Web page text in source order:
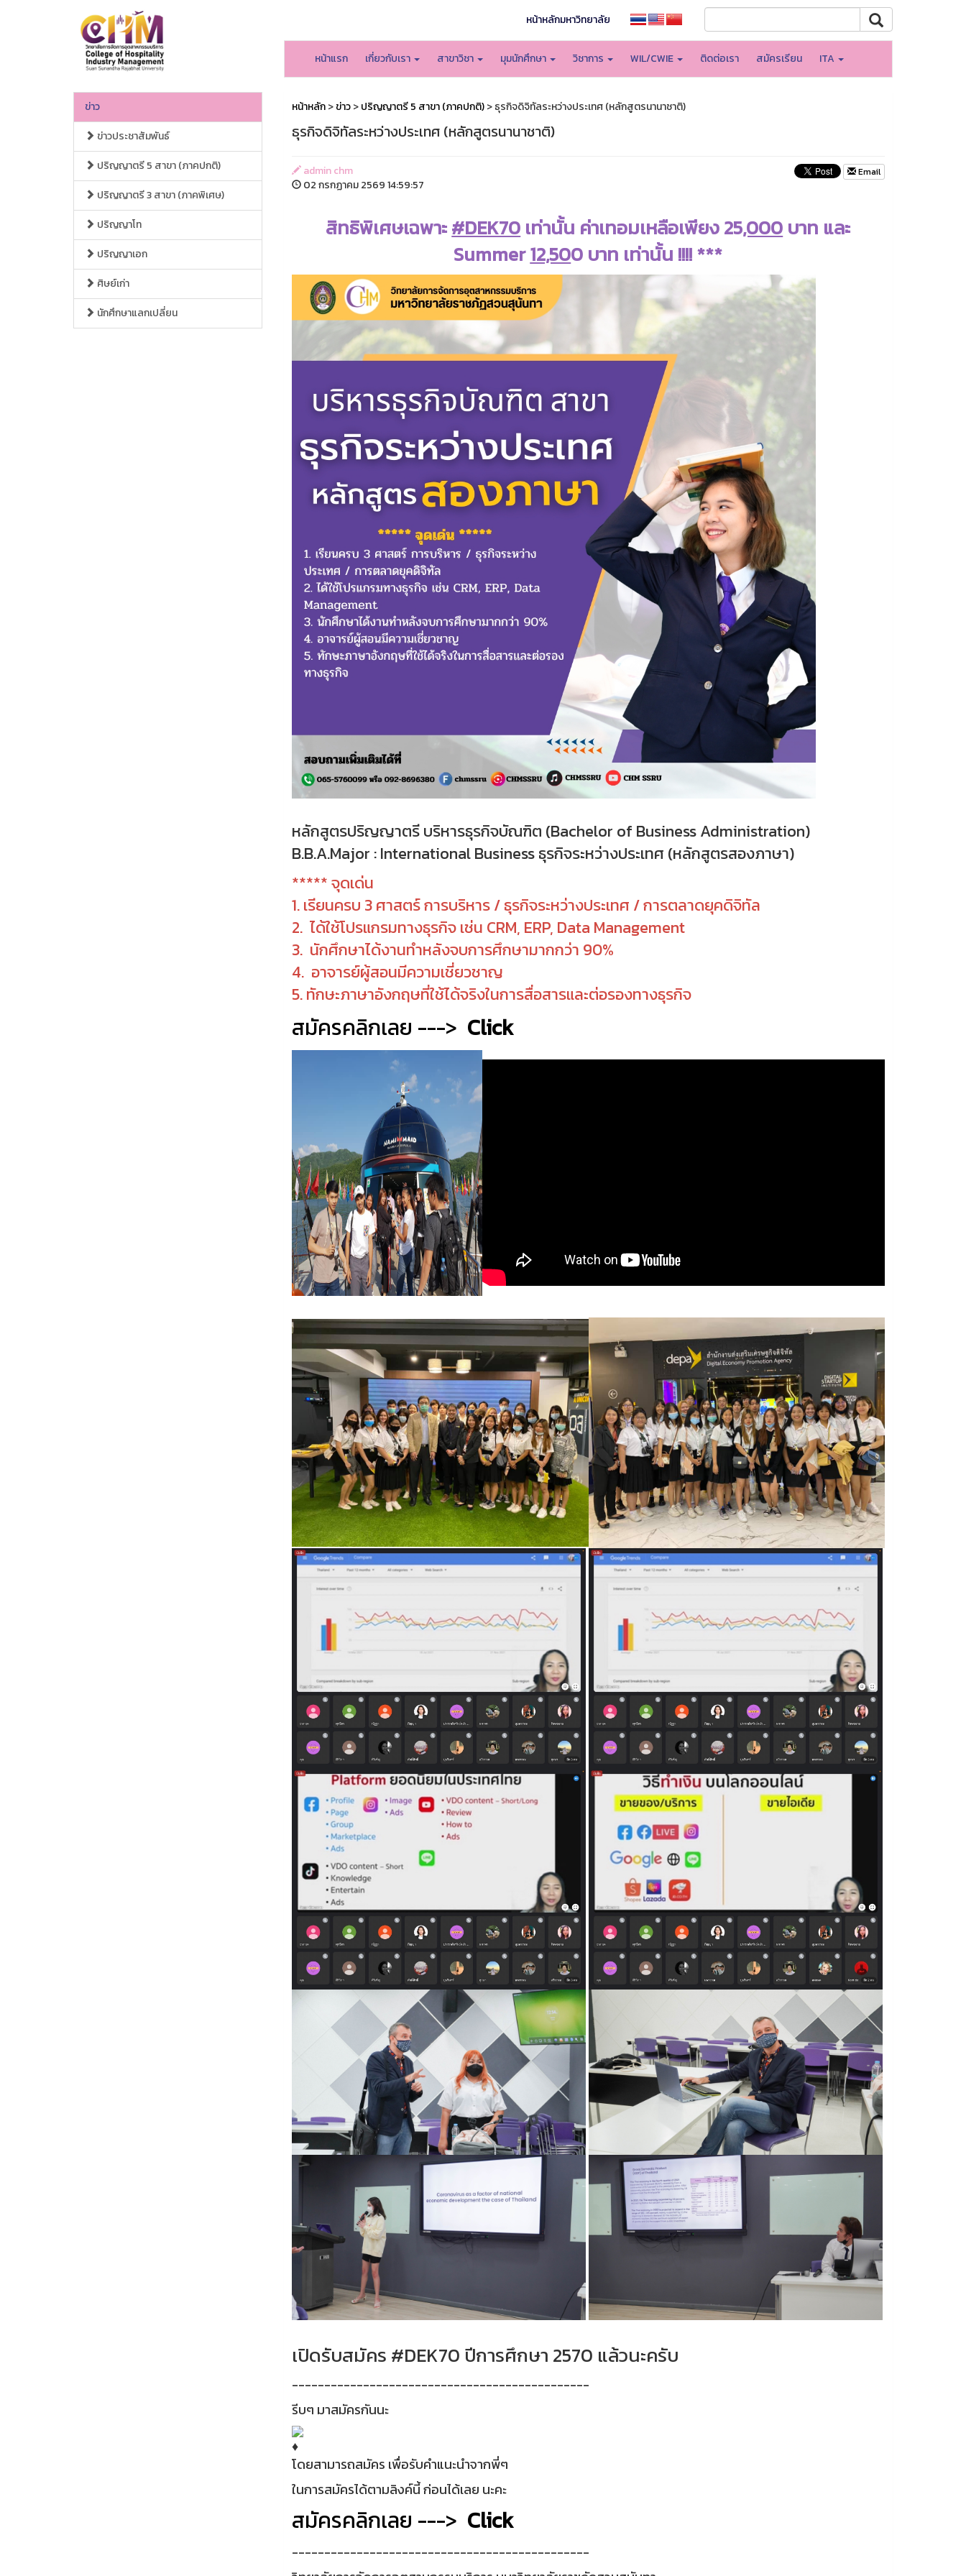
หน้าหลักมหาวิทยาลัย
หน้าแรก เกี่ยวกับเรา สาขาวิชา มุมนักศึกษา วิชาการ WIL/CWIE ติดต่อเรา สมัครเรียน ITA
ข่าว
ข่าวประชาสัมพันธ์
ปริญญาตรี 5 สาขา (ภาคปกติ)
ปริญญาตรี 3 สาขา (ภาคพิเศษ)
ปริญญาโท
ปริญญาเอก
ศิษย์เก่า
นักศึกษาแลกเปลี่ยน
หน้าหลัก>ข่าว>ปริญญาตรี 5 สาขา (ภาคปกติ)> ธุรกิจดิจิทัลระหว่างประเทศ (หลักสูตรนานาชาติ)
ธุรกิจดิจิทัลระหว่างประเทศ (หลักสูตรนานาชาติ)
admin chm
02 กรกฏาคม 2569 14:59:57
Email
สิทธิพิเศษเฉพาะ#DEK70 เท่านั้น ค่าเทอมเหลือเพียง 25,000 บาท และ
Summer12,500 บาท เท่านั้น !!!! ***
หลักสูตรปริญญาตรี บริหารธุรกิจบัณฑิต (Bachelor of Business Administration)
B.B.A.Major : International Business ธุรกิจระหว่างประเทศ (หลักสูตรสองภาษา)
***** จุดเด่น
1. เรียนครบ 3 ศาสตร์ การบริหาร / ธุรกิจระหว่างประเทศ / การตลาดยุคดิจิทัล
2. ได้ใช้โปรแกรมทางธุรกิจ เช่น CRM, ERP, Data Management
3. นักศึกษาได้งานทำหลังจบการศึกษามากกว่า 90%
4. อาจารย์ผู้สอนมีความเชี่ยวชาญ
5. ทักษะภาษาอังกฤษที่ใช้ได้จริงในการสื่อสารและต่อรองทางธุรกิจ
สมัครคลิกเลย ---> Click
เปิดรับสมัคร #DEK70 ปีการศึกษา 2570 แล้วนะครับ
----------------------------------------------
รีบๆ มาสมัครกันนะ
โดยสามารถสมัคร เพื่อรับคำแนะนำจากพี่ๆ
ในการสมัครได้ตามลิงค์นี้ ก่อนได้เลย นะคะ
สมัครคลิกเลย ---> Click
----------------------------------------------